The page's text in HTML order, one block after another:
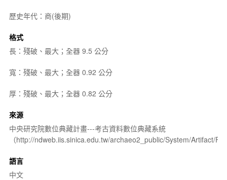
歷史年代：商(後期)
格式
長：殘破、最大；全器 9.5 公分
寬：殘破、最大；全器 0.92 公分
厚：殘破、最大；全器 0.82 公分
來源
中央研究院數位典藏計畫---考古資料數位典藏系統
（http://ndweb.iis.sinica.edu.tw/archaeo2_public/System/Artifact/
語言
中文